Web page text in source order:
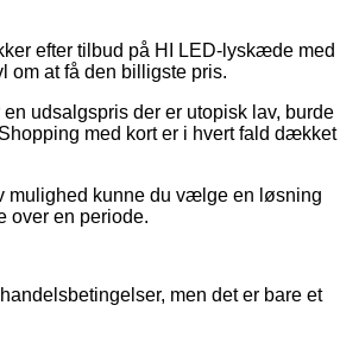
efter tilbud på HI LED-lyskæde med
om at få den billigste pris.
udsalgspris der er utopisk lav, burde
med kort er i hvert fald dækket
mulighed kunne du vælge en løsning
over en periode.
men det er bare et